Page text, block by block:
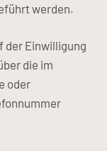
werden.
der Einwilligung
die im
oder